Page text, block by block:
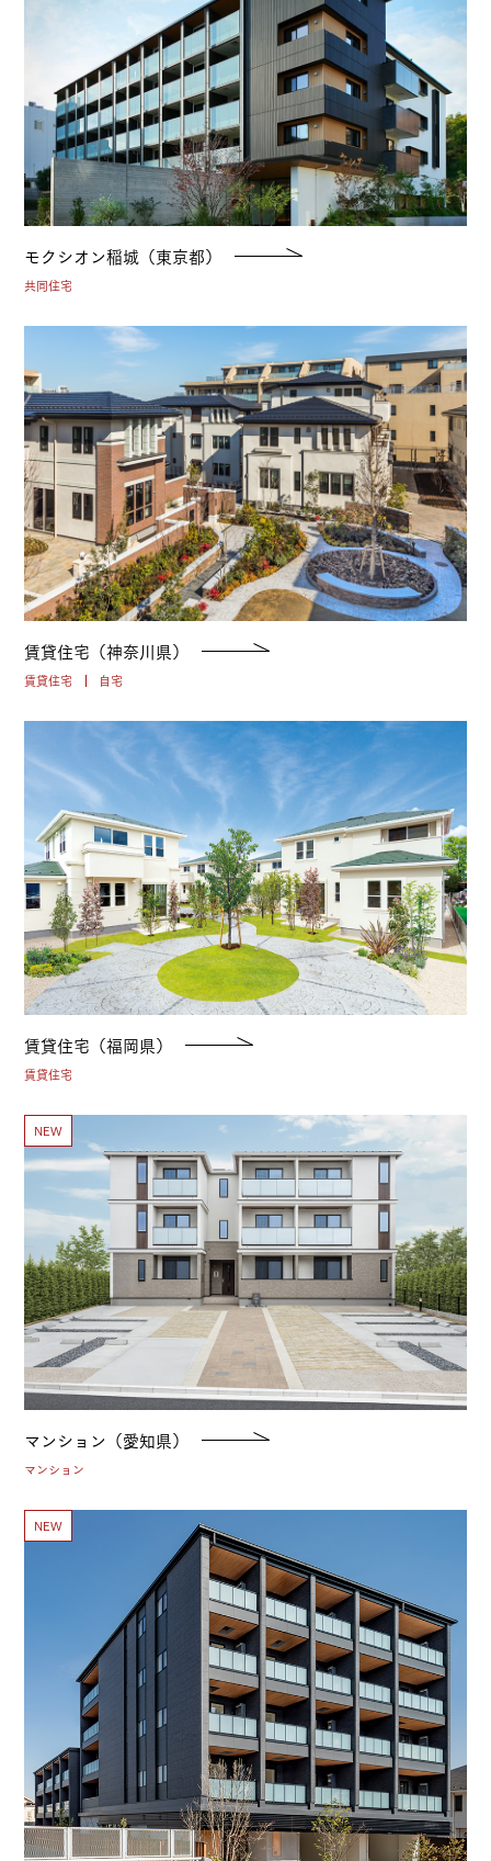
モクシオン稲城（東京都）
共同住宅
賃貸住宅（神奈川県）
賃貸住宅 自宅
賃貸住宅（福岡県）
賃貸住宅
NEW
マンション（愛知県）
マンション
NEW